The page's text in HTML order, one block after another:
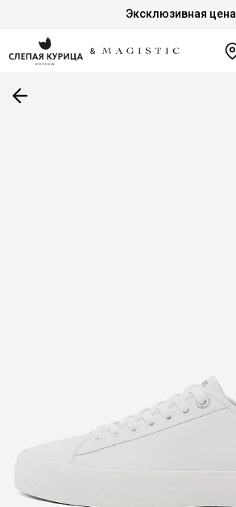
Эксклюзивная цена